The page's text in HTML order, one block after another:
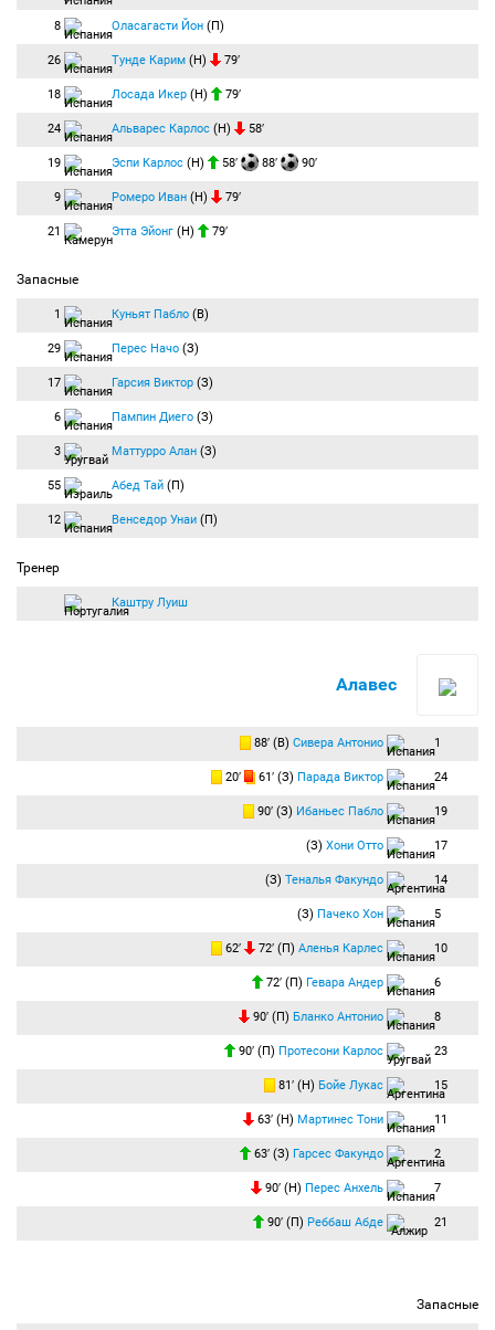
8 Оласагасти Йон (П)
26 Тунде Карим (Н) 79′
18 Лосада Икер (Н) 79′
24 Альварес Карлос (Н) 58′
19 Эспи Карлос (Н) 58′ 88′ 90′
9 Ромеро Иван (Н) 79′
21 Этта Эйонг (Н) 79′
Запасные
1 Куньят Пабло (В)
29 Перес Начо (З)
17 Гарсия Виктор (З)
6 Пампин Диего (З)
3 Маттурро Алан (З)
55 Абед Тай (П)
12 Венседор Унаи (П)
Тренер
Каштру Луиш
Алавес
88′ (В) Сивера Антонио 1
20′ 61′ (З) Парада Виктор 24
90′ (З) Ибаньес Пабло 19
(З) Хони Отто 17
(З) Теналья Факундо 14
(З) Пачеко Хон 5
62′ 72′ (П) Аленья Карлес 10
72′ (П) Гевара Андер 6
90′ (П) Бланко Антонио 8
90′ (П) Протесони Карлос 23
81′ (Н) Бойе Лукас 15
63′ (Н) Мартинес Тони 11
63′ (З) Гарсес Факундо 2
90′ (Н) Перес Анхель 7
90′ (П) Реббаш Абде 21
Запасные